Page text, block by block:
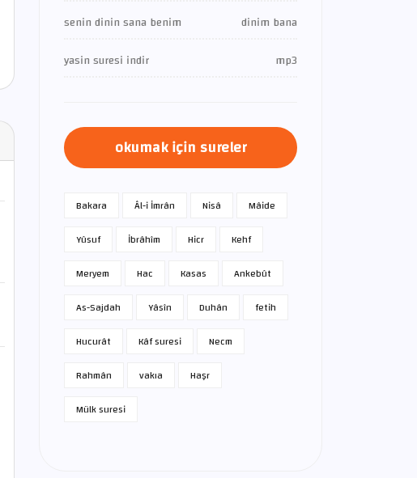
senin dinin sana benim
dinim bana
yasin suresi indir
mp3
okumak için sureler
Bakara Âl-i İmrân Nisâ
Mâide
Yûsuf
İbrâhîm Hicr
Kehf
Meryem
Hac Kasas
Ankebût
As-Sajdah
Yâsîn Duhân
fetih
Hucurât
Kâf suresi
Necm
Rahmân
vakıa
Haşr
Mülk suresi